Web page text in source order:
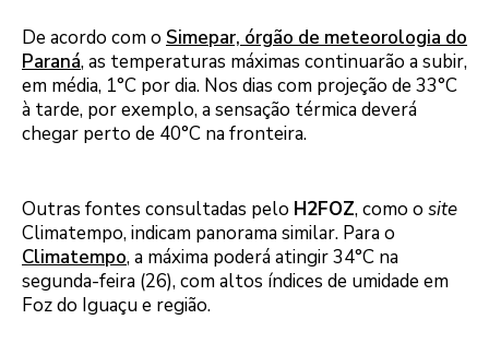
De acordo com o Simepar, órgão de meteorologia do
Paraná, as temperaturas máximas continuarão a subir,
em média, 1°C por dia. Nos dias com projeção de 33°C
à tarde, por exemplo, a sensação térmica deverá
chegar perto de 40°C na fronteira.
Outras fontes consultadas pelo H2FOZ, como o site
Climatempo, indicam panorama similar. Para o
Climatempo, a máxima poderá atingir 34°C na
segunda-feira (26), com altos índices de umidade em
Foz do Iguaçu e região.